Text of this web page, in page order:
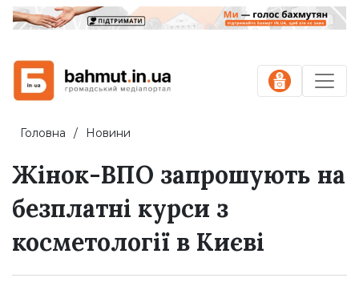
Головна Новини
Жінок-ВПО запрошують на
безплатні курси з
косметології в Києві